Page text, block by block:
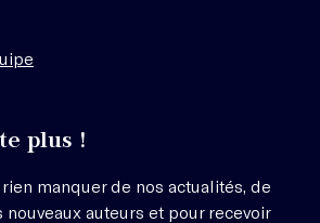
plus !
manquer de nos actualités, de
nouveaux auteurs et pour recevoir